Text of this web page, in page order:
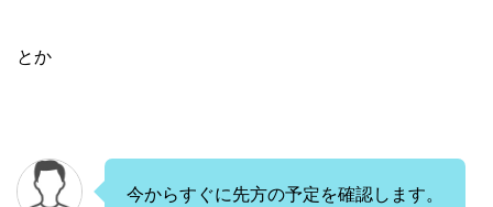
とか
今からすぐに先方の予定を確認します。